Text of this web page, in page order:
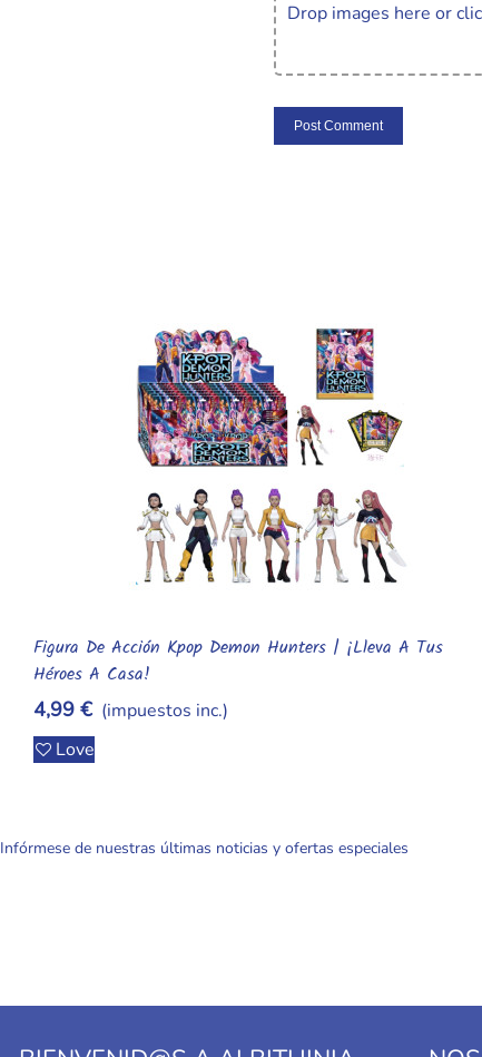
Drop images here or
Añadir Al Carrito
Zapatillas Del Rayo McQueen: Cómodas Y Seguras Para Tus
Aventuras
19,99 € (impuestos inc.)
Love
Infórmese de nuestras últimas noticias y ofertas especiales